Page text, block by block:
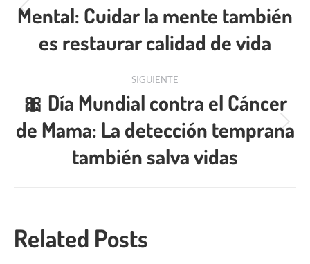
Mental: Cuidar la mente también
es restaurar calidad de vida
SIGUIENTE
🎀 Día Mundial contra el Cáncer
de Mama: La detección temprana
también salva vidas
Related Posts